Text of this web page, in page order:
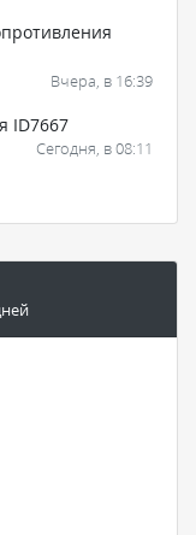
Вчера, в 16:39
ID7667
Сегодня, в 08:11